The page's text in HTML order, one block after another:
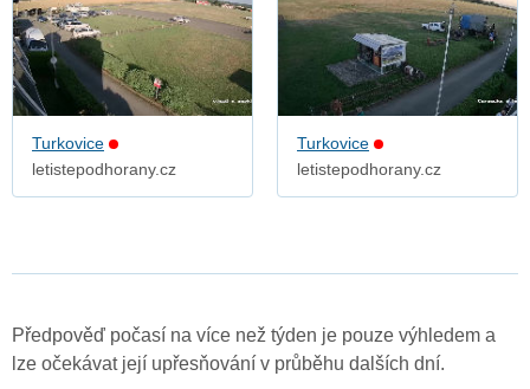
Turkovice
letistepodhorany.cz
Turkovice
letistepodhorany.cz
Předpověď počasí na více než týden je pouze výhledem a
lze očekávat její upřesňování v průběhu dalších dní.